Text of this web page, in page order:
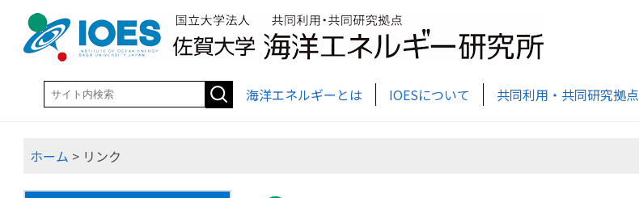
海洋エネルギーとは IOESについて 共同利用・共同研究拠点
ホーム > リンク